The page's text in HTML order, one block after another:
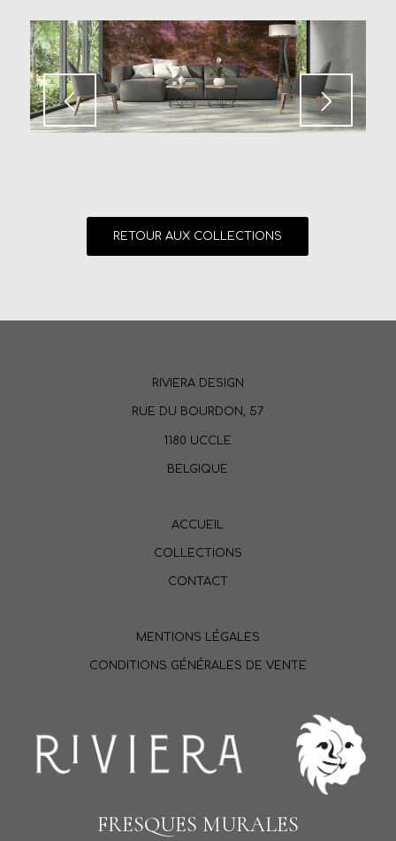
RETOUR AUX COLLECTIONS
RIVIERA DESIGN
RUE DU BOURDON, 57
1180 UCCLE
BELGIQUE
ACCUEIL
COLLECTIONS
CONTACT
MENTIONS LÉGALES
CONDITIONS GÉNÉRALES DE VENTE
FRESQUES MURALES